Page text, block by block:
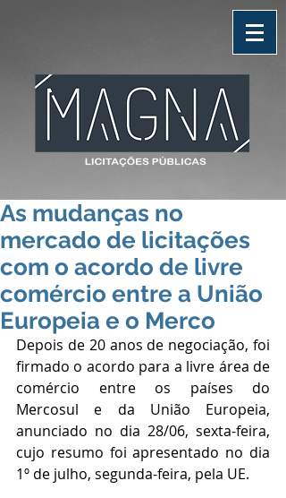
As mudanças no
mercado de licitações
com o acordo de livre
comércio entre a União
Europeia e o Merco
Depois de 20 anos de negociação, foi
firmado o acordo para a livre área de
comércio entre os países do
Mercosul e da União Europeia,
anunciado no dia 28/06, sexta-feira,
cujo resumo foi apresentado no dia
1º de julho, segunda-feira, pela UE.